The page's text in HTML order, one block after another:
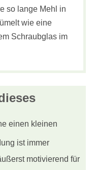
so lange Mehl in
wie eine
Schraubglas im
einen kleinen
ist immer
motivierend für